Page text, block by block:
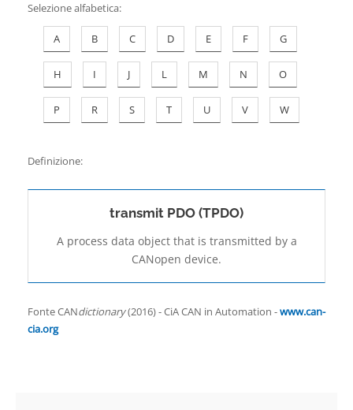
Selezione alfabetica:
A B C D E F G
H I J L M N O
P R S T U V W
Definizione:
transmit PDO (TPDO)
A process data object that is transmitted by a
CANopen device.
Fonte CANdictionary(2016) - CiA CAN in Automation -www.can-
cia.org